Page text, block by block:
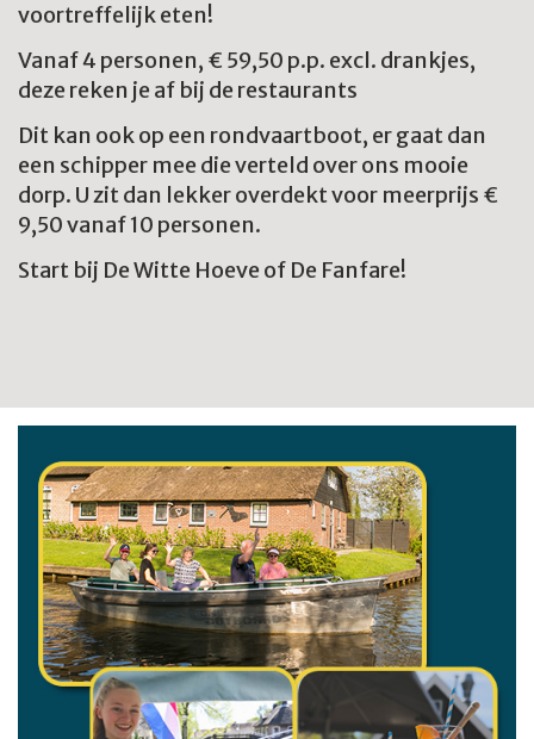
voortreffelijk eten!
Vanaf 4 personen, € 59,50 p.p. excl. drankjes,
deze reken je af bij de restaurants
Dit kan ook op een rondvaartboot, er gaat dan
een schipper mee die verteld over ons mooie
dorp. U zit dan lekker overdekt voor meerprijs €
9,50 vanaf 10 personen.
Start bij De Witte Hoeve of De Fanfare!